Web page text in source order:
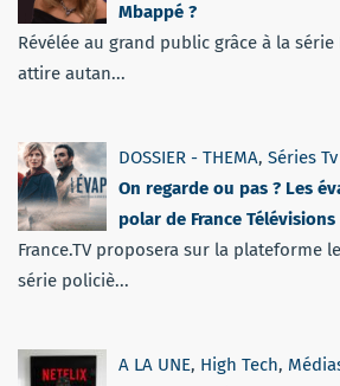
Mbappé ?
Révélée au grand public grâce à la
attire autan...
DOSSIER - THEMA, Séries Tv
On regarde ou pas ? Les
polar de France Télévisions
France.TV proposera sur la plateforme
série policiè...
A LA UNE, High Tech,